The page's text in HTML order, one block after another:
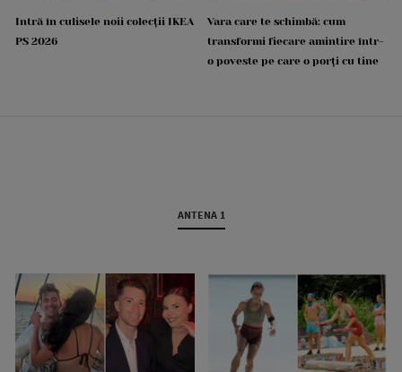
Intră în culisele noii colecții IKEA
PS 2026
Vara care te schimbă: cum
transformi fiecare amintire într-
o poveste pe care o porți cu tine
ANTENA 1